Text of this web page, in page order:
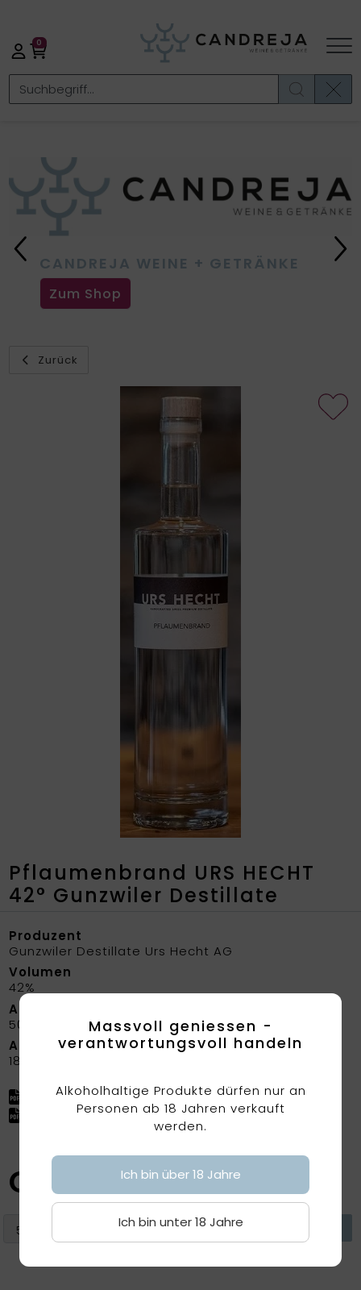
0
CANDREJA WEINE + GETRÄNKE
Zum Shop
Previous
Zurück
Pflaumenbrand URS HECHT
42° Gunzwiler Destillate
Produzent
Gunzwiler Destillate Urs Hecht AG
Volumen
42%
Abfüllung
50 cl
Artikelnummer
1863
Factsheet herunterladen
Factsheet (ohne Preis) herunterladen
CHF 174.70
Massvoll geniessen -
verantwortungsvoll handeln
Alkoholhaltige Produkte dürfen nur an
Personen ab 18 Jahren verkauft
werden.
Ich bin über 18 Jahre
Ich bin unter 18 Jahre